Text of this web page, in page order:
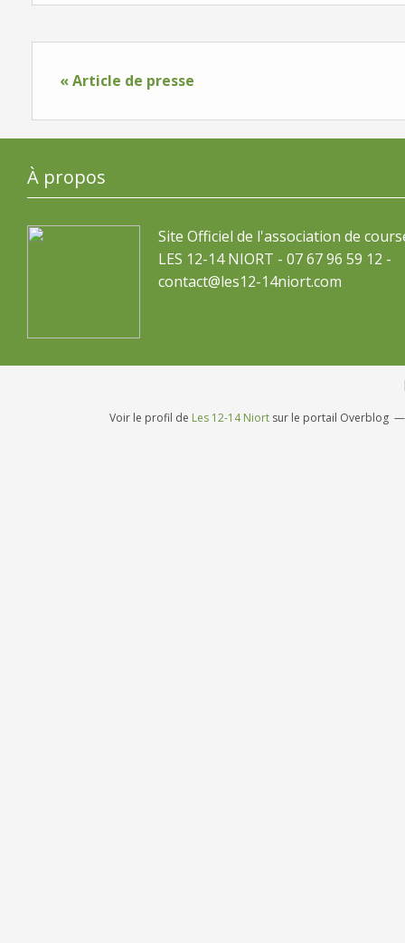
« Article de presse
À propos
Site Officiel de l'association de
LES 12-14 NIORT - 07 67 96 59 12 -
contact@les12-14niort.com
Voir le profil de Les 12-14 Niort sur le portail Overblog